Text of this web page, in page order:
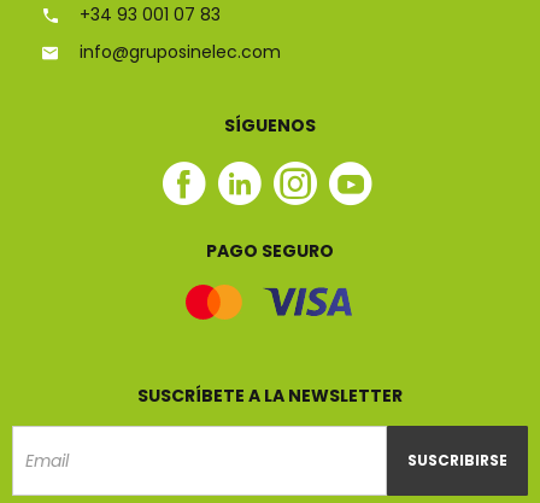
+34 93 001 07 83
info@gruposinelec.com
SÍGUENOS
Facebook
Linkedin
Instagram
Youtube
PAGO SEGURO
SUSCRÍBETE A LA NEWSLETTER
SUSCRIBIRSE